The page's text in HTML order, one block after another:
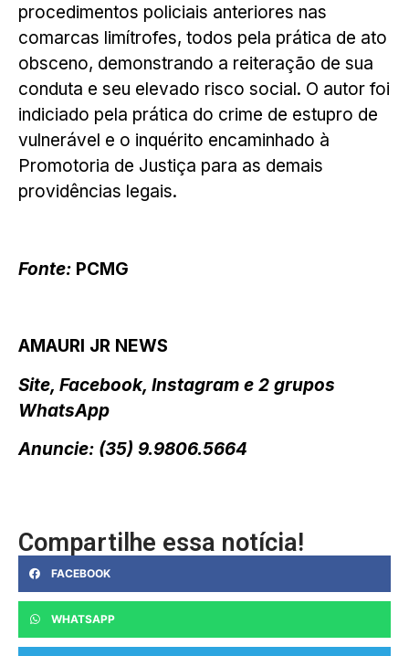
procedimentos policiais anteriores nas
comarcas limítrofes, todos pela prática de ato
obsceno, demonstrando a reiteração de sua
conduta e seu elevado risco social. O autor foi
indiciado pela prática do crime de estupro de
vulnerável e o inquérito encaminhado à
Promotoria de Justiça para as demais
providências legais.
Fonte: PCMG
AMAURI JR NEWS
Site, Facebook, Instagram e 2 grupos
WhatsApp
Anuncie: (35) 9.9806.5664
Compartilhe essa notícia!
FACEBOOK
WHATSAPP